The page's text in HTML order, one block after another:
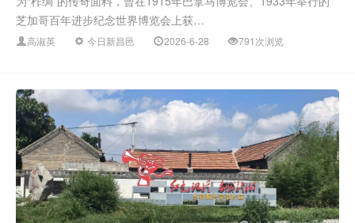
芝加哥百年进步纪念世界博览会上获…
高淑英 今日新昌邑 2026-6-28 791次浏览